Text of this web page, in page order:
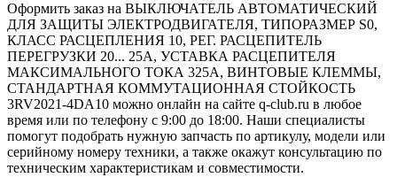
Оформить заказ на ВЫКЛЮЧАТЕЛЬ АВТОМАТИЧЕСКИЙ
ДЛЯ ЗАЩИТЫ ЭЛЕКТРОДВИГАТЕЛЯ, ТИПОРАЗМЕР S0,
КЛАСС РАСЦЕПЛЕНИЯ 10, РЕГ. РАСЦЕПИТЕЛЬ
ПЕРЕГРУЗКИ 20... 25A, УСТАВКА РАСЦЕПИТЕЛЯ
МАКСИМАЛЬНОГО ТОКА 325A, ВИНТОВЫЕ КЛЕММЫ,
СТАНДАРТНАЯ КОММУТАЦИОННАЯ СТОЙКОСТЬ
3RV2021-4DA10 можно онлайн на сайте q-club.ru в любое
время или по телефону с 9:00 до 18:00. Наши специалисты
помогут подобрать нужную запчасть по артикулу, модели или
серийному номеру техники, а также окажут консультацию по
техническим характеристикам и совместимости.